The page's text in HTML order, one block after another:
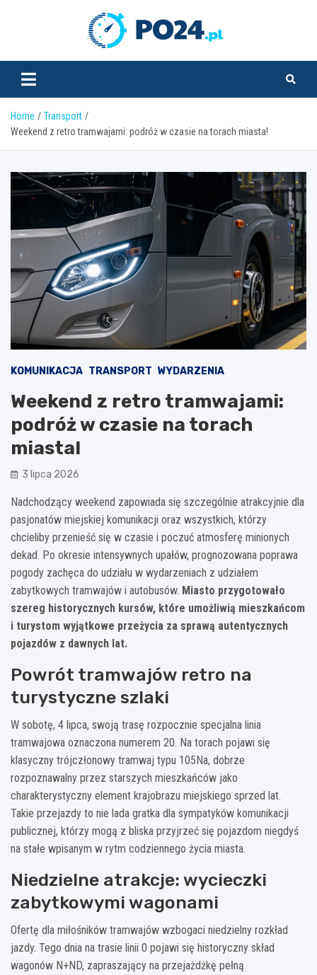
Home
Transport
Weekend z retro tramwajami: podróż w czasie na torach miasta!
KOMUNIKACJA TRANSPORT WYDARZENIA
Weekend z retro tramwajami:
podróż w czasie na torach
miasta!
3 lipca 2026
Nadchodzący weekend zapowiada się szczególnie atrakcyjnie dla
pasjonatów miejskiej komunikacji oraz wszystkich, którzy
chcieliby przenieść się w czasie i poczuć atmosferę minionych
dekad. Po okresie intensywnych upałów, prognozowana poprawa
pogody zachęca do udziału w wydarzeniach z udziałem
zabytkowych tramwajów i autobusów. Miasto przygotowało
szereg historycznych kursów, które umożliwią mieszkańcom
i turystom wyjątkowe przeżycia za sprawą autentycznych
pojazdów z dawnych lat.
Powrót tramwajów retro na
turystyczne szlaki
W sobotę, 4 lipca, swoją trasę rozpocznie specjalna linia
tramwajowa oznaczona numerem 20. Na torach pojawi się
klasyczny trójczłonowy tramwaj typu 105Na, dobrze
rozpoznawalny przez starszych mieszkańców jako
charakterystyczny element krajobrazu miejskiego sprzed lat.
Takie przejazdy to nie lada gratka dla sympatyków komunikacji
publicznej, którzy mogą z bliska przyjrzeć się pojazdom niegdyś
na stałe wpisanym w rytm codziennego życia miasta.
Niedzielne atrakcje: wycieczki
zabytkowymi wagonami
Ofertę dla miłośników tramwajów wzbogaci niedzielny rozkład
jazdy. Tego dnia na trasie linii 0 pojawi się historyczny skład
wagonów N+ND, zapraszający na przejażdżkę pełną